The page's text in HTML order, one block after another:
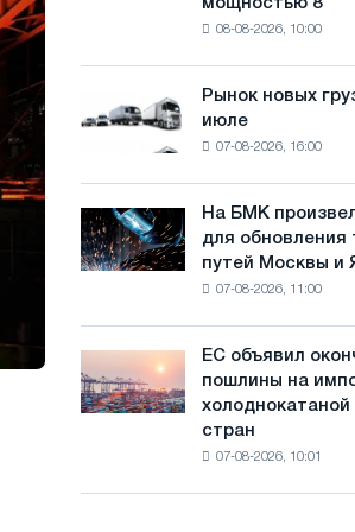
й
фотоэлектрическую
МВт
целей
обезуглероживания
мощностью 8
08-08-2026, 10:00
Рынок
новых
грузовиков
Рынок новых
июле
07-08-2026, 16:00
На
БМК
произвели
трамвайных
путей
На БМК
для обновления
путей Москвы и
07-08-2026, 11:00
объявил
окончательные
ЕС объявил
пошлины на
холоднокатаной
стран
07-08-2026, 10:01